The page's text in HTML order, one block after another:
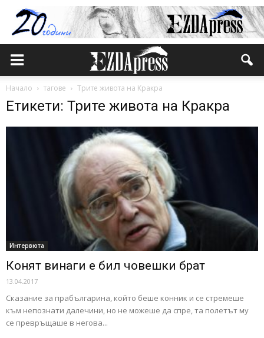
Начало тагове Трите живота на Кракра
Етикети: Трите живота на Кракра
Интервюта
Конят винаги е бил човешки брат
13.04.2017
Сказание за прабългарина, който беше конник и се стремеше
към непознати далечини, но не можеше да спре, та полетът му
се превръщаше в негова...